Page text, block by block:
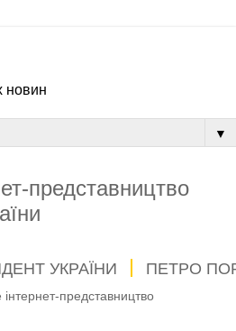
новин
▼
представництво
УКРАЇНИ ПЕТРО
інтернет-представництво